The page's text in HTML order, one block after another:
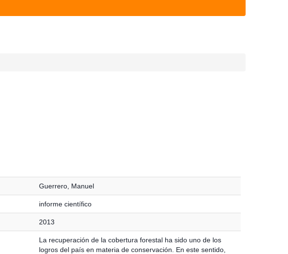
Guerrero, Manuel
informe científico
2013
La recuperación de la cobertura forestal ha sido uno de los
logros del país en materia de conservación. En este sentido,